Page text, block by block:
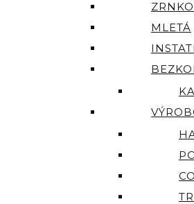
MLETÁ